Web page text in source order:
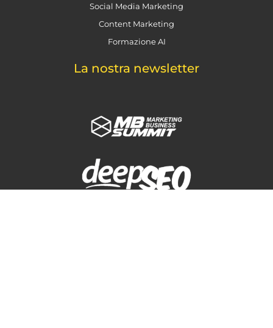
Social Media Marketing
Content Marketing
Formazione AI
La nostra newsletter